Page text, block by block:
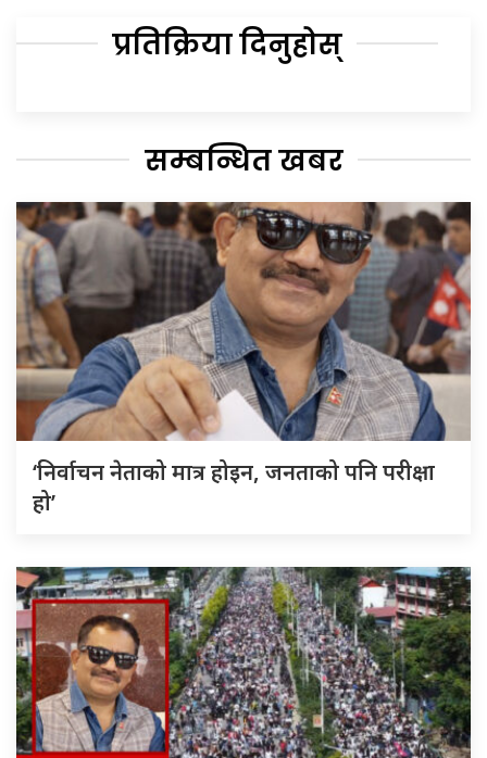
प्रतिक्रिया दिनुहोस्
सम्बन्धित खबर
‘निर्वाचन नेताको मात्र होइन, जनताको पनि परीक्षा
हो’